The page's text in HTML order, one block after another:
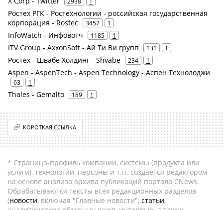
Ростех РГК - Ростехнологии - российская государственная
корпорация - Rostec
3457 1
InfoWatch - Инфовотч 1185 1
ITV Group - AxxonSoft - Ай Ти Ви групп 131 1
Ростех - Швабе Холдинг - Shvabe 234 1
Aspen - AspenTech - Aspen Technology - Аспен Технолоджи
63 1
Thales - Gemalto 189 1
КОРОТКАЯ ССЫЛКА
* Страница-профиль компании, системы (продукта или
услуги), технологии, персоны и т.п. создается редактором
на основе анализа архива публикаций портала CNews.
Обрабатываются тексты всех редакционных разделов
(новости, включая "Главные новости", статьи,